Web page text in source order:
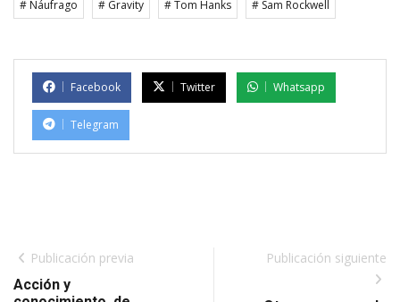
# Náufrago # Gravity # Tom Hanks # Sam Rockwell
Facebook Twitter Whatsapp
Telegram
Publicación previa
Acción y
Publicación siguiente